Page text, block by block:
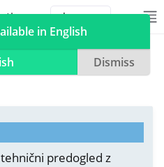
predogled z
in English
Dismiss